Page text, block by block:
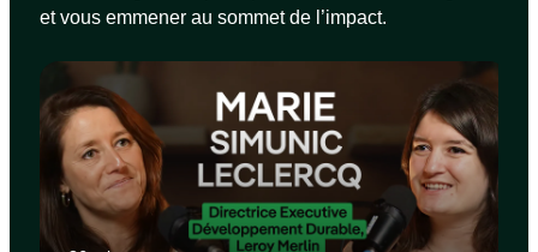
et vous emmener au sommet de l’impact.